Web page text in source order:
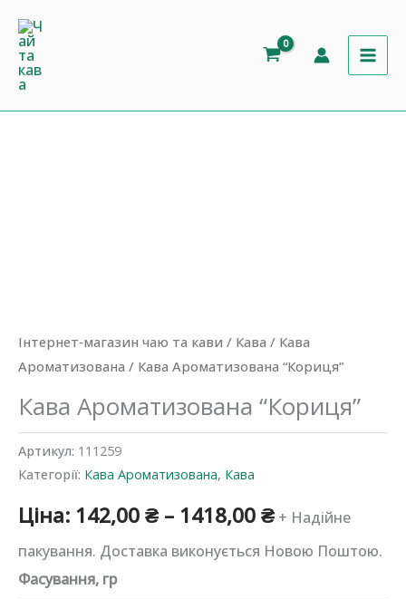
вмісту
Інтернет‐магазин чаю та кави / Кава / Кава
Ароматизована / Кава Ароматизована “Кориця”
Кава Ароматизована “Кориця”
Артикул: 111259
Категорії: Кава Ароматизована, Кава
Ціна: 142,00₴ – 1418,00₴Діапазон
цін:
+ Надійне
пакування. Доставка виконується Новою Поштою.
Фасування, гр